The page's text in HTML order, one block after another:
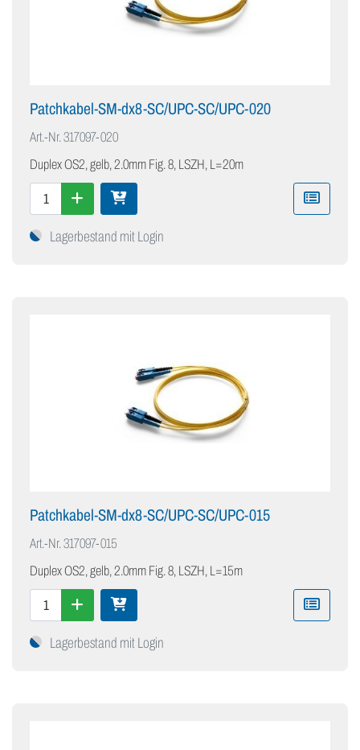
Patchkabel-SM-dx8-SC/UPC-SC/UPC-020
Art.-Nr.317097-020
Duplex OS2, gelb, 2.0mm Fig. 8, LSZH, L=20m
Lagerbestand mit Login
Patchkabel-SM-dx8-SC/UPC-SC/UPC-015
Art.-Nr.317097-015
Duplex OS2, gelb, 2.0mm Fig. 8, LSZH, L=15m
Lagerbestand mit Login